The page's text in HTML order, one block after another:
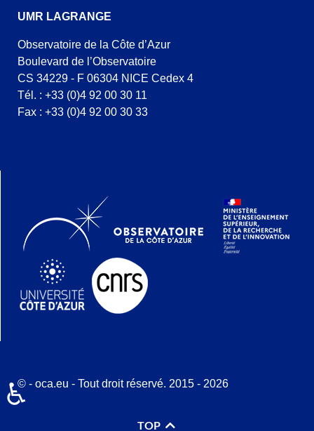
UMR LAGRANGE
Observatoire de la Côte d’Azur
Boulevard de l’Observatoire
CS 34229 - F 06304 NICE Cedex 4
Tél. : +33 (0)4 92 00 30 11
Fax : +33 (0)4 92 00 30 33
© - oca.eu - Tout droit réservé. 2015 - 2026
TOP